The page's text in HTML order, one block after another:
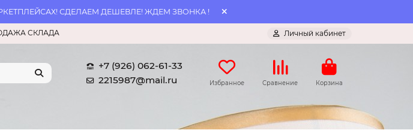
СДЕЛАЕМ ДЕШЕВЛЕ! ЖДЕМ ЗВОНКА !
СКЛАДА Личный кабинет
+7 (926) 062-61-33
2215987@mail.ru
Избранное Сравнение Корзина